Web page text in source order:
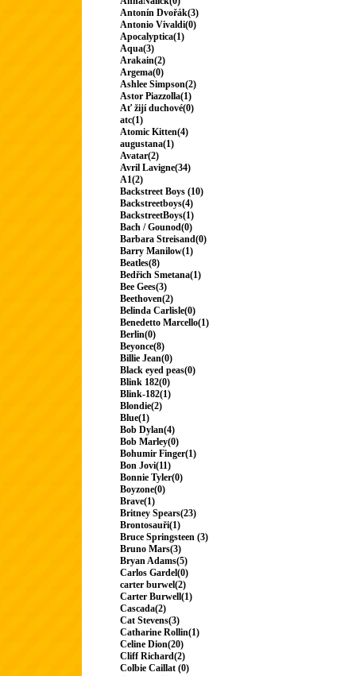
Antonín Dvořák(3)
Antonio Vivaldi(0)
Apocalyptica(1)
Aqua(3)
Arakain(2)
Argema(0)
Ashlee Simpson(2)
Astor Piazzolla(1)
Ať žijí duchové(0)
atc(1)
Atomic Kitten(4)
augustana(1)
Avatar(2)
Avril Lavigne(34)
A1(2)
Backstreet Boys (10)
Backstreetboys(4)
BackstreetBoys(1)
Bach / Gounod(0)
Barbara Streisand(0)
Barry Manilow(1)
Beatles(8)
Bedřich Smetana(1)
Bee Gees(3)
Beethoven(2)
Belinda Carlisle(0)
Benedetto Marcello(1)
Berlin(0)
Beyonce(8)
Billie Jean(0)
Black eyed peas(0)
Blink 182(0)
Blink-182(1)
Blondie(2)
Blue(1)
Bob Dylan(4)
Bob Marley(0)
Bohumir Finger(1)
Bon Jovi(11)
Bonnie Tyler(0)
Boyzone(0)
Brave(1)
Britney Spears(23)
Brontosauři(1)
Bruce Springsteen (3)
Bruno Mars(3)
Bryan Adams(5)
Carlos Gardel(0)
carter burwel(2)
Carter Burwell(1)
Cascada(2)
Cat Stevens(3)
Catharine Rollin(1)
Celine Dion(20)
Cliff Richard(2)
Colbie Caillat (0)